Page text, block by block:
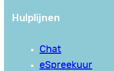
Hulplijnen
Chat
eSpreekuur